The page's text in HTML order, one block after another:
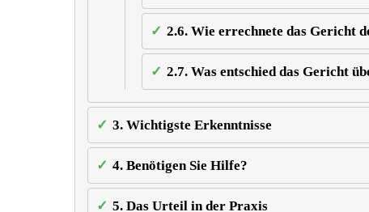
2.6. Wie errechnete das Gericht
2.7. Was entschied das Gericht
3. Wichtigste Erkenntnisse
4. Benötigen Sie Hilfe?
5. Das Urteil in der Praxis